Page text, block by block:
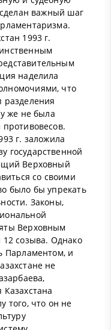
важный шаг
1993 г.
наделила
что
разделения
же не была
г. заложила
государственной
Верховный
со своими
было бы упрекать
Законы,
Верховным
12 созыва. Однако
Парламентом, и
не
того, что он не